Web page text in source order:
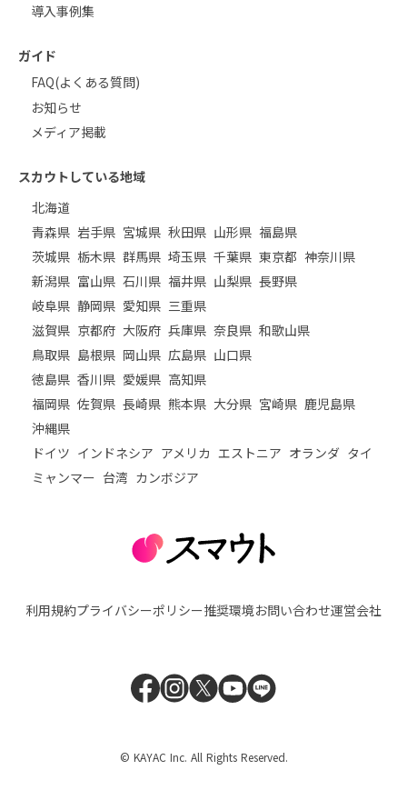
導入事例集
ガイド
FAQ(よくある質問)
お知らせ
メディア掲載
スカウトしている地域
北海道
青森県 岩手県 宮城県 秋田県 山形県 福島県
茨城県 栃木県 群馬県 埼玉県 千葉県 東京都 神奈川県
新潟県 富山県 石川県 福井県 山梨県 長野県
岐阜県 静岡県 愛知県 三重県
滋賀県 京都府 大阪府 兵庫県 奈良県 和歌山県
鳥取県 島根県 岡山県 広島県 山口県
徳島県 香川県 愛媛県 高知県
福岡県 佐賀県 長崎県 熊本県 大分県 宮崎県 鹿児島県
沖縄県
ドイツ インドネシア アメリカ エストニア オランダ タイ
ミャンマー 台湾 カンボジア
利用規約プライバシーポリシー推奨環境お問い合わせ運営会社
© KAYAC Inc. All Rights Reserved.